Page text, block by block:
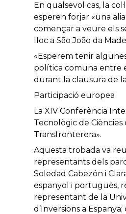
En qualsevol cas, la
esperen forjar «una
començar a veure els
lloc a São João da
«Esperem tenir
política comuna entre
durant la clausura de
Participació europea
La XIV Conferència
Tecnològic de Ciències
Transfronterera».
Aquesta trobada va
representants dels
Soledad Cabezón i
espanyol i portuguès,
representant de la
d’Inversions a